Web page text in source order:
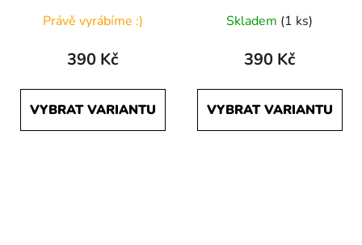
Právě vyrábíme :)
390 Kč
VYBRAT VARIANTU
Skladem (1 ks)
390 Kč
VYBRAT VARIANTU